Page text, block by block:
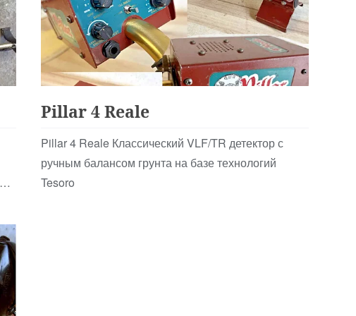
Аналоговые
Pillar 4 Reale
Pillar 4 Reale Классический VLF/TR детектор с
ручным балансом грунта на базе технологий
Tesoro